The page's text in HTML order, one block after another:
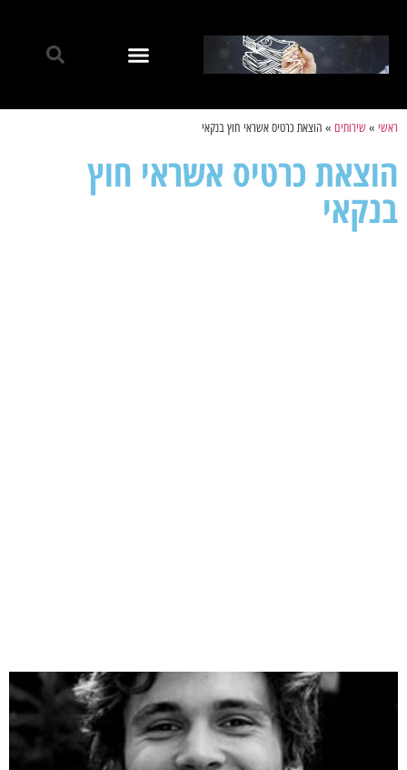
ראשי »שירותים » הוצאת כרטיס אשראי חוץ בנקאי
הוצאת כרטיס אשראי חוץ
בנקאי